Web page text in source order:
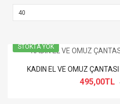
STOKTA YOK
KADIN EL VE OMUZ
495,00TL